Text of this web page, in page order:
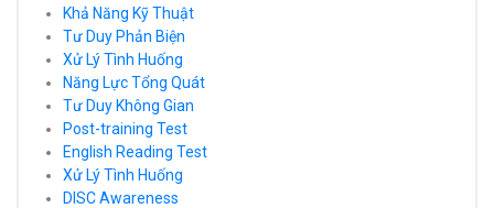
Khả Năng Kỹ Thuật
Tư Duy Phản Biện
Xử Lý Tình Huống
Năng Lực Tổng Quát
Tư Duy Không Gian
Post-training Test
English Reading Test
Xử Lý Tình Huống
DISC Awareness